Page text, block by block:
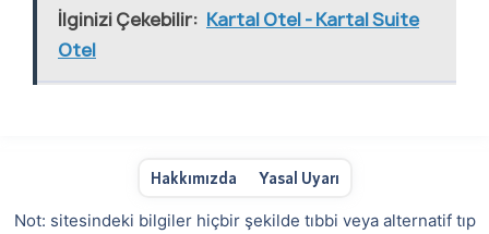
İlginizi Çekebilir: Kartal Otel - Kartal Suite
Otel
Hakkımızda Yasal Uyarı
Not: sitesindeki bilgiler hiçbir şekilde tıbbi veya alternatif tıp